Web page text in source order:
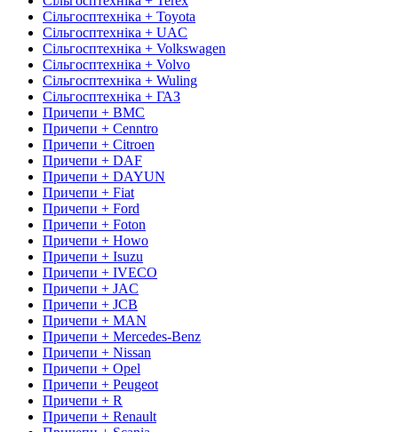
Сільгосптехніка + Toyota
Сільгосптехніка + UAC
Сільгосптехніка + Volkswagen
Сільгосптехніка + Volvo
Сільгосптехніка + Wuling
Сільгосптехніка + ГАЗ
Причепи + BMC
Причепи + Cenntro
Причепи + Citroen
Причепи + DAF
Причепи + DAYUN
Причепи + Fiat
Причепи + Ford
Причепи + Foton
Причепи + Howo
Причепи + Isuzu
Причепи + IVECO
Причепи + JAC
Причепи + JCB
Причепи + MAN
Причепи + Mercedes-Benz
Причепи + Nissan
Причепи + Opel
Причепи + Peugeot
Причепи + R
Причепи + Renault